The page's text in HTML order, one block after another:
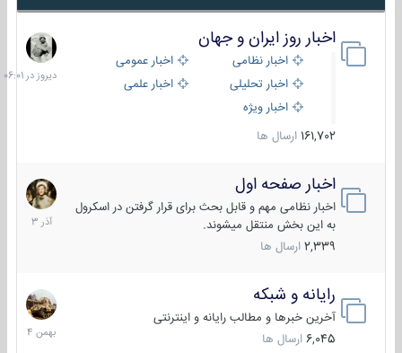
اخبار روز ایران و جهان
اخبار نظامی
اخبار عمومی
اخبار تحلیلی
اخبار علمی
اخبار ویژه
161,702 ارسال ها
دیروز
در
06:01
اخبار صفحه اول
اخبار نظامی مهم و قابل بحث برای قرار گرفتن در اسکرول
به این بخش منتقل میشوند.
2,339 ارسال ها
7
آذر
1403
رایانه و شبکه
آخرین خبرها و مطالب رایانه و اینترنتی
6,045 ارسال ها
30
بهمن
1404